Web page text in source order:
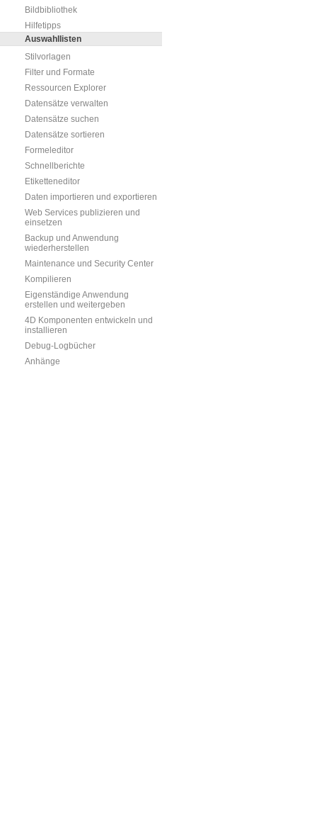
Bildbibliothek
Hilfetipps
Auswahllisten
Stilvorlagen
Filter und Formate
Ressourcen Explorer
Datensätze verwalten
Datensätze suchen
Datensätze sortieren
Formeleditor
Schnellberichte
Etiketteneditor
Daten importieren und exportieren
Web Services publizieren und
einsetzen
Backup und Anwendung
wiederherstellen
Maintenance und Security Center
Kompilieren
Eigenständige Anwendung
erstellen und weitergeben
4D Komponenten entwickeln und
installieren
Debug-Logbücher
Anhänge